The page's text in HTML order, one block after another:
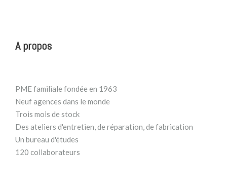
A propos
PME familiale fondée en 1963
Neuf agences dans le monde
Trois mois de stock
Des ateliers d'entretien, de réparation, de fabrication
Un bureau d'études
120 collaborateurs